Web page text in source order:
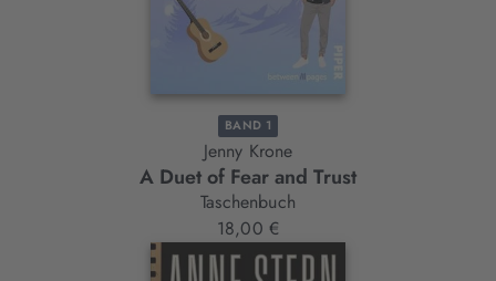
BAND 1
Jenny Krone
A Duet of Fear and Trust
Taschenbuch
18,00 €